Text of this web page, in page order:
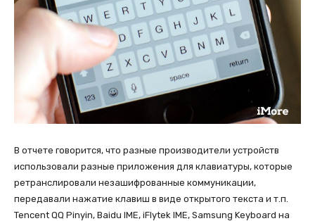
В отчете говорится, что разные производители устройств
использовали разные приложения для клавиатуры, которые
ретранслировали незашифрованные коммуникации,
передавали нажатие клавиш в виде открытого текста и т.п.
Tencent QQ Pinyin, Baidu IME, iFlytek IME, Samsung Keyboard на